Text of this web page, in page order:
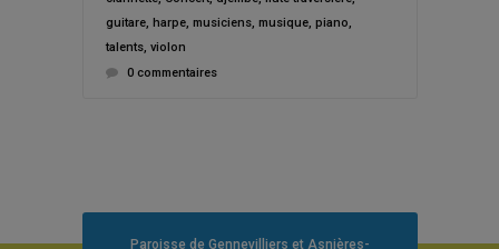
guitare, harpe, musiciens, musique, piano,
talents, violon
0 commentaires
Paroisse de Gennevilliers et Asnières-